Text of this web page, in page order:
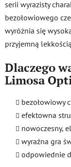
serii wyrazisty
bezołowiowego
wyróżnia się
przyjemną
Dlaczego
Limosa
bezołowiowy
efektowna
nowoczesny,
wyraźna gra
odpowiednie